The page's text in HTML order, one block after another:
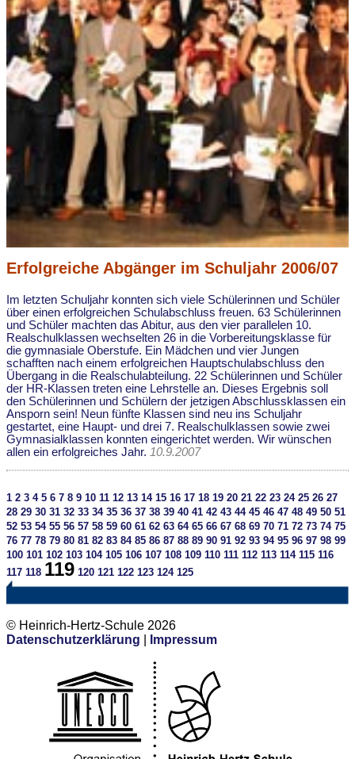
Erfolgreiche Abgänger im Schuljahr 2006/07
Im letzten Schuljahr konnten sich viele Schülerinnen und Schüler
über einen erfolgreichen Schulabschluss freuen. 63 Schülerinnen
und Schüler machten das Abitur, aus den vier parallelen 10.
Realschulklassen wechselten 26 in die Vorbereitungsklasse für
die gymnasiale Oberstufe. Ein Mädchen und vier Jungen
schafften nach einem erfolgreichen Hauptschulabschluss den
Übergang in die Realschulabteilung. 22 Schülerinnen und Schüler
der HR-Klassen treten eine Lehrstelle an. Dieses Ergebnis soll
den Schülerinnen und Schülern der jetzigen Abschlussklassen ein
Ansporn sein! Neun fünfte Klassen sind neu ins Schuljahr
gestartet, eine Haupt- und drei 7. Realschulklassen sowie zwei
Gymnasialklassen konnten eingerichtet werden. Wir wünschen
allen ein erfolgreiches Jahr. 10.9.2007
1 2 3 4 5 6 7 8 9 10 11 12 13 14 15 16 17 18 19 20 21 22 23 24 25 26 27
28 29 30 31 32 33 34 35 36 37 38 39 40 41 42 43 44 45 46 47 48 49 50 51
52 53 54 55 56 57 58 59 60 61 62 63 64 65 66 67 68 69 70 71 72 73 74 75
76 77 78 79 80 81 82 83 84 85 86 87 88 89 90 91 92 93 94 95 96 97 98 99
100 101 102 103 104 105 106 107 108 109 110 111 112 113 114 115 116
117 118 119 120 121 122 123 124 125
© Heinrich-Hertz-Schule 2026
Datenschutzerklärung
Impressum